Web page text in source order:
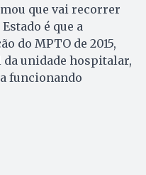
que vai recorrer
é que a
do MPTO de 2015,
da unidade hospitalar,
funcionando